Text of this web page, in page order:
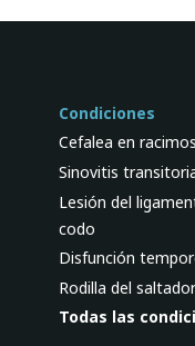
Condiciones
Cefalea en racimos
Sinovitis
Lesión del
codo
Disfunción
Rodilla del
Todas las